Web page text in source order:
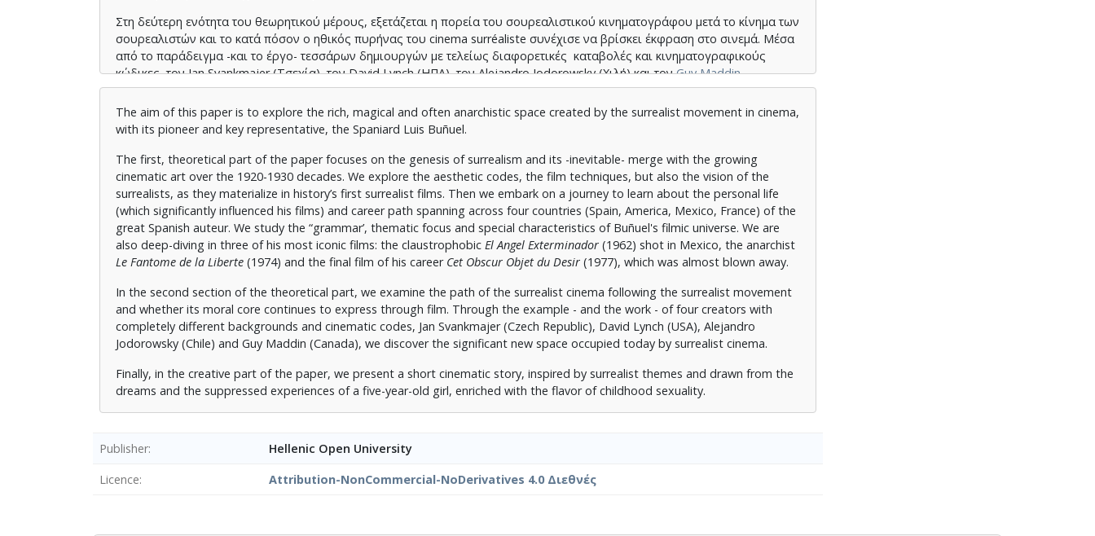
Στη δεύτερη ενότητα του θεωρητικού μέρους, εξετάζεται η πορεία του σουρεαλιστικού κινηματογράφου μετά το κίνημα των
σουρεαλιστών και το κατά πόσον ο ηθικός πυρήνας του cinema surréaliste συνέχισε να βρίσκει έκφραση στο σινεμά. Μέσα
από το παράδειγμα -και το έργο- τεσσάρων δημιουργών με τελείως διαφορετικές καταβολές και κινηματογραφικούς
κώδικες, τον Jan Svankmajer (Τσεχία), τον David Lynch (ΗΠΑ), τον Alejandro Jodorowsky (Χιλή) και τονGuy Maddin
(Καναδάς), αναδεικνύεται ο σημαντικός νέος χώρος που καταλαμβάνει σήμερα το υπερρεαλιστικό σινεμά.
Τέλος, στο δημιουργικό μέρος της εργασίας, παρουσιάζεται μία σύντομη κινηματογραφική ιστορία εμπνευσμένη από τις
θεματικές του σουρεαλισμού και βγαλμένη μέσα από τα όνειρα και τα καταχωνιασμένα στη μνήμη βιώματα ενός
πεντάχρονου κοριτσιού, ποτισμένα από τις αναθυμιάσεις της παιδικής σεξουαλικότητας.
The aim of this paper is to explore the rich, magical and often anarchistic space created by the surrealist movement in cinema,
with its pioneer and key representative, the Spaniard Luis Buñuel.
The first, theoretical part of the paper focuses on the genesis of surrealism and its -inevitable- merge with the growing
cinematic art over the 1920-1930 decades. We explore the aesthetic codes, the film techniques, but also the vision of the
surrealists, as they materialize in history’s first surrealist films. Then we embark on a journey to learn about the personal life
(which significantly influenced his films) and career path spanning across four countries (Spain, America, Mexico, France) of the
great Spanish auteur. We study the “grammar’, thematic focus and special characteristics of Buñuel's filmic universe. We are
also deep-diving in three of his most iconic films: the claustrophobic El Angel Exterminador (1962) shot in Mexico, the anarchist
Le Fantome de la Liberte (1974) and the final film of his career Cet Obscur Objet du Desir (1977), which was almost blown away.
In the second section of the theoretical part, we examine the path of the surrealist cinema following the surrealist movement
and whether its moral core continues to express through film. Through the example - and the work - of four creators with
completely different backgrounds and cinematic codes, Jan Svankmajer (Czech Republic), David Lynch (USA), Alejandro
Jodorowsky (Chile) and Guy Maddin (Canada), we discover the significant new space occupied today by surrealist cinema.
Finally, in the creative part of the paper, we present a short cinematic story, inspired by surrealist themes and drawn from the
dreams and the suppressed experiences of a five-year-old girl, enriched with the flavor of childhood sexuality.
Publisher
Hellenic Open University
Licence
Attribution-NonCommercial-NoDerivatives 4.0 Διεθνές